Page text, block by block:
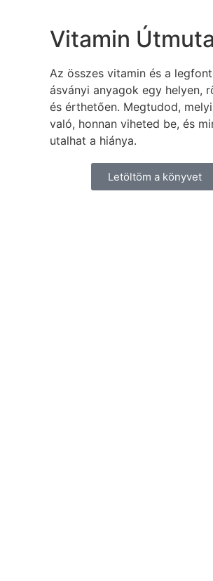
Vitamin
Az összes vitamin és a
ásványi anyagok egy helyen,
és érthetően. Megtudod,
való, honnan viheted be, és
utalhat a hiánya.
Letöltöm a könyvet